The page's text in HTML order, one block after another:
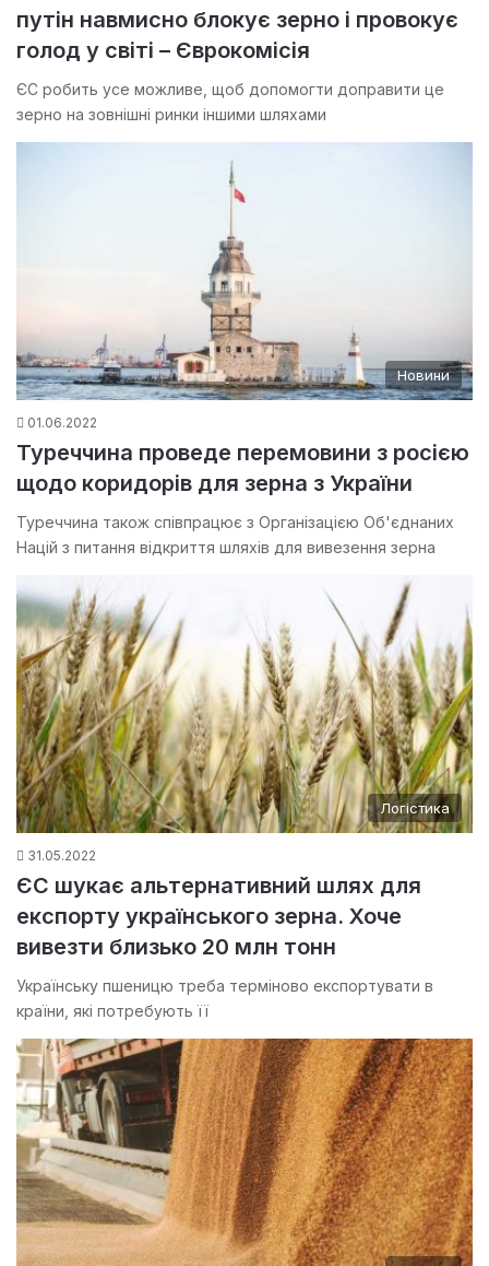
путін навмисно блокує зерно і провокує
голод у світі – Єврокомісія
ЄС робить усе можливе, щоб допомогти доправити це
зерно на зовнішні ринки іншими шляхами
Новини
01.06.2022
Туреччина проведе перемовини з росією
щодо коридорів для зерна з України
Туреччина також співпрацює з Організацією Об'єднаних
Націй з питання відкриття шляхів для вивезення зерна
Логістика
31.05.2022
ЄС шукає альтернативний шлях для
експорту українського зерна. Хоче
вивезти близько 20 млн тонн
Українську пшеницю треба терміново експортувати в
країни, які потребують її